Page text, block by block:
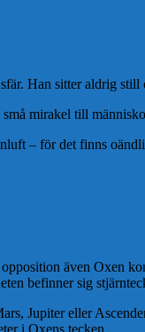
Han sitter aldrig
mirakel till
– för det finns
även Oxen
befinner sig
Jupiter eller
i Oxens tecken.